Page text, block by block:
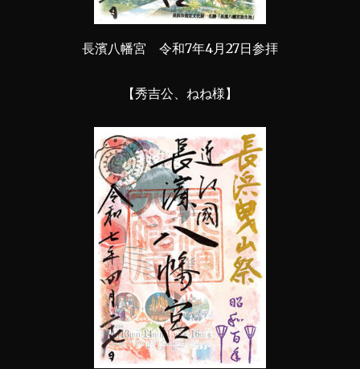
長濱八幡宮 令和7年4月27日参拝
【秀吉公、ねね様】